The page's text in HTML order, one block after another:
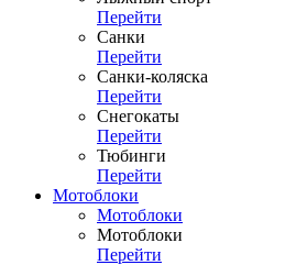
Перейти
Санки
Перейти
Санки-коляска
Перейти
Снегокаты
Перейти
Тюбинги
Перейти
Мотоблоки
Мотоблоки
Мотоблоки
Перейти